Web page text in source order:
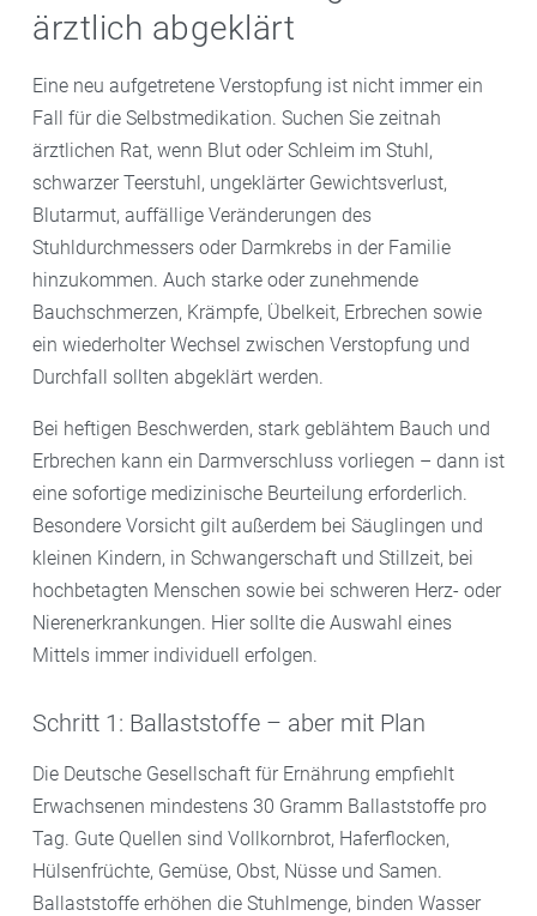
ärztlich abgeklärt
Eine neu aufgetretene Verstopfung ist nicht immer ein
Fall für die Selbstmedikation. Suchen Sie zeitnah
ärztlichen Rat, wenn Blut oder Schleim im Stuhl,
schwarzer Teerstuhl, ungeklärter Gewichtsverlust,
Blutarmut, auffällige Veränderungen des
Stuhldurchmessers oder Darmkrebs in der Familie
hinzukommen. Auch starke oder zunehmende
Bauchschmerzen, Krämpfe, Übelkeit, Erbrechen sowie
ein wiederholter Wechsel zwischen Verstopfung und
Durchfall sollten abgeklärt werden.
Bei heftigen Beschwerden, stark geblähtem Bauch und
Erbrechen kann ein Darmverschluss vorliegen – dann ist
eine sofortige medizinische Beurteilung erforderlich.
Besondere Vorsicht gilt außerdem bei Säuglingen und
kleinen Kindern, in Schwangerschaft und Stillzeit, bei
hochbetagten Menschen sowie bei schweren Herz- oder
Nierenerkrankungen. Hier sollte die Auswahl eines
Mittels immer individuell erfolgen.
Schritt 1: Ballaststoffe – aber mit Plan
Die Deutsche Gesellschaft für Ernährung empfiehlt
Erwachsenen mindestens 30 Gramm Ballaststoffe pro
Tag. Gute Quellen sind Vollkornbrot, Haferflocken,
Hülsenfrüchte, Gemüse, Obst, Nüsse und Samen.
Ballaststoffe erhöhen die Stuhlmenge, binden Wasser